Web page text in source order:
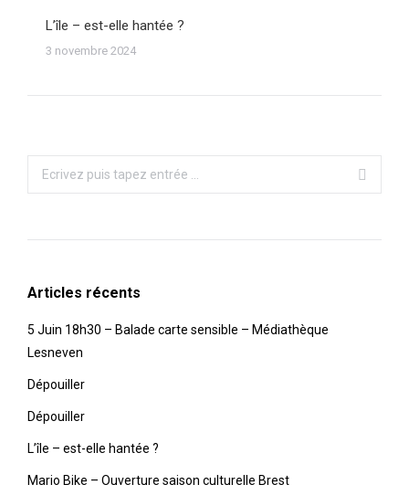
L’île – est-elle hantée ?
3 novembre 2024
Articles récents
5 Juin 18h30 – Balade carte sensible – Médiathèque
Lesneven
Dépouiller
Dépouiller
L’île – est-elle hantée ?
Mario Bike – Ouverture saison culturelle Brest